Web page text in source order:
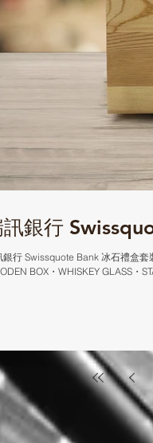
銀行
銀行 Swissquote Bank 冰石禮盒套
BOX・WHISKEY GLASS・